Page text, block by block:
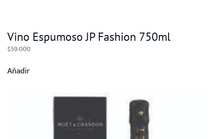
Vino Espumoso JP Fashion 750ml
$59.000
Añadir